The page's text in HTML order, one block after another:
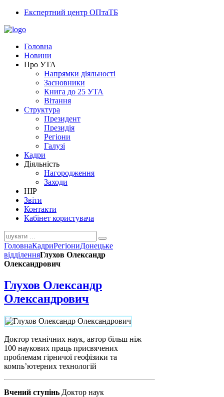
Експертний центр ОПтаТБ
Головна
Новини
Про УТА
Напрямки діяльності
Засновники
Книга до 25 УТА
Вітання
Структура
Президент
Президія
Регіони
Галузі
Кадри
Діяльність
Нагородження
Заходи
НІР
Звіти
Контакти
Кабінет користувача
ГоловнаКадриРегіониДонецьке
відділенняГлухов Олександр
Олександрович
Глухов Олександр
Олександрович
Доктор технічних наук, автор більш ніж
100 наукових праць присвячених
проблемам гірничої геофізики та
компь’ютерних технологій
Вчений ступінь Доктор наук